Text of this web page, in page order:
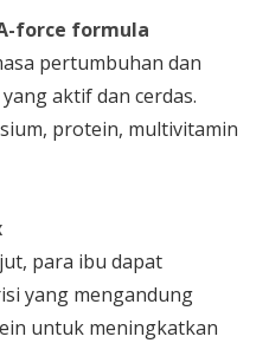
force formula
pertumbuhan dan
aktif dan cerdas.
protein, multivitamin
para ibu dapat
yang mengandung
untuk meningkatkan